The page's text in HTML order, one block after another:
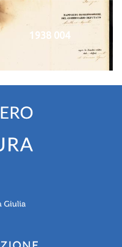
1938 004